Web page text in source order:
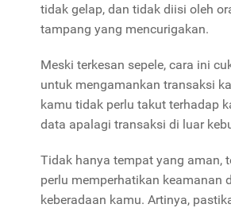
tidak gelap, dan tidak diisi oleh
tampang yang mencurigakan.
Meski terkesan sepele, cara ini
untuk mengamankan transaksi
kamu tidak perlu takut terhadap
data apalagi transaksi di luar
Tidak hanya tempat yang aman,
perlu memperhatikan keamanan
keberadaan kamu. Artinya,